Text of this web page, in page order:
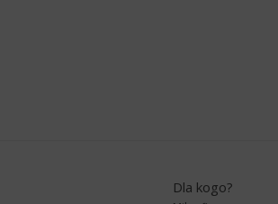
Dla kogo?